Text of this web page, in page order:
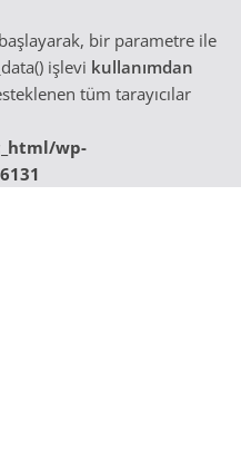
bir parametre ile
işlevi kullanımdan
tüm tarayıcılar
wp-
6131